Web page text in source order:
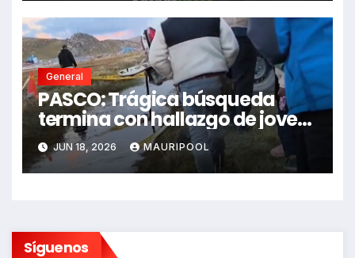
General
PASCO: Trágica búsqueda
termina con hallazgo de joven
sin vida en Rancas
JUN 18, 2026 MAURIPOOL
Síguenos